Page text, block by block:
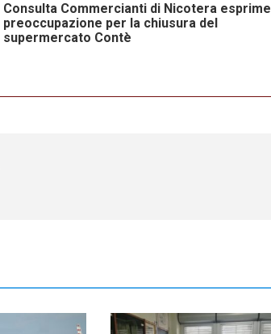
Consulta Commercianti di Nicotera esprime
preoccupazione per la chiusura del
supermercato Contè